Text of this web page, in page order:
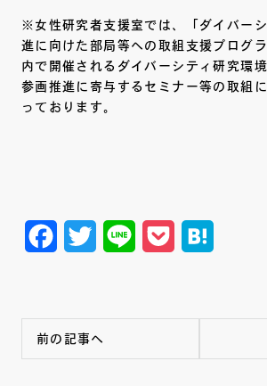
※女性研究者支援室では、「ダイバー
進に向けた部局等への取組支援プログ
内で開催されるダイバーシティ研究環
参画推進に寄与するセミナー等の取組
っております。
Facebook
TwitterLine Pocket
前の記事へ